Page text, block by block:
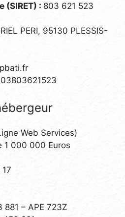
(SIRET) : 803 621 523
PERI, 95130 PLESSIS-
Web Services)
1 000 000 Euros
17
881 – APE 723Z